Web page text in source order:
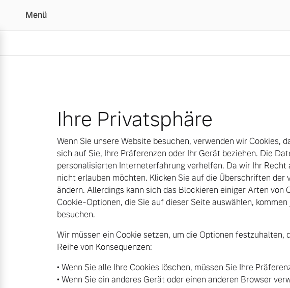
Menü
Ihre Privatsphäre
Wenn Sie unsere Website besuchen, verwenden wir Cookies,
sich auf Sie, Ihre Präferenzen oder Ihr Gerät beziehen. Die
personalisierten Interneterfahrung verhelfen. Da wir Ihr
nicht erlauben möchten. Klicken Sie auf die Überschriften
ändern. Allerdings kann sich das Blockieren einiger Arten von
Cookie-Optionen, die Sie auf dieser Seite auswählen,
besuchen.
Wir müssen ein Cookie setzen, um die Optionen
Reihe von Konsequenzen:
• Wenn Sie alle Ihre Cookies löschen, müssen Sie Ihre
• Wenn Sie ein anderes Gerät oder einen anderen Browser